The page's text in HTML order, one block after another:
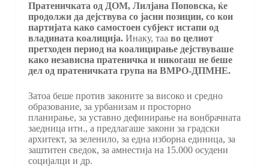
Пратеничката од ДОМ, Лилјана Поповска, ќе
продолжи да дејствува со јасни позиции, со кои
партијата како самостоен субјект истапи од
владината коалиција.Инаку, таа во целиот
претходен период на коалицирање дејствуваше
како независна пратеничка и никогаш не беше
дел од пратеничката група на ВМРО-ДПМНЕ.
Затоа беше против законите за високо и средно
образование, за урбанизам и просторно
планирање, за уставно дефинирање на вонбрачната
заедница итн., а предлагаше закони за градски
архитект, за зеленило, за една изборна единица, за
заштитен сведок, за амнестија на 15.000 осудени
социјалци и др.